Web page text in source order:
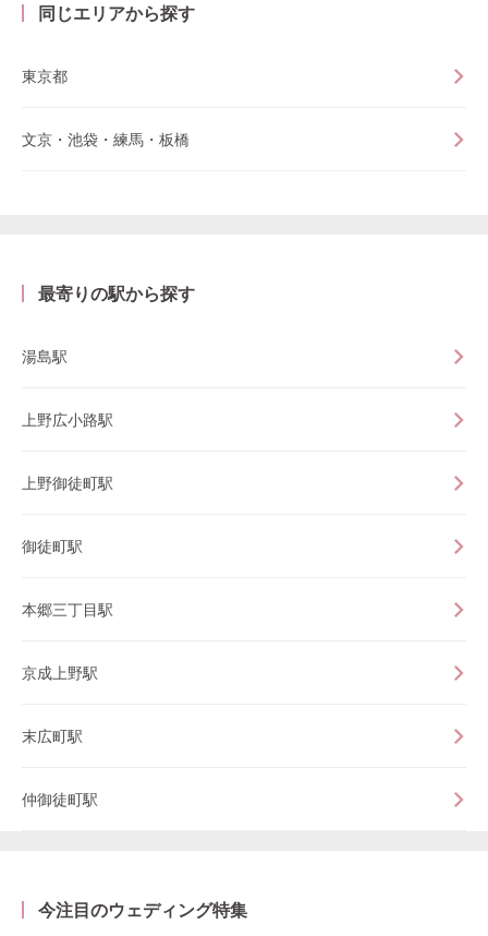
同じエリアから探す
東京都
文京・池袋・練馬・板橋
最寄りの駅から探す
湯島駅
上野広小路駅
上野御徒町駅
御徒町駅
本郷三丁目駅
京成上野駅
末広町駅
仲御徒町駅
今注目のウェディング特集